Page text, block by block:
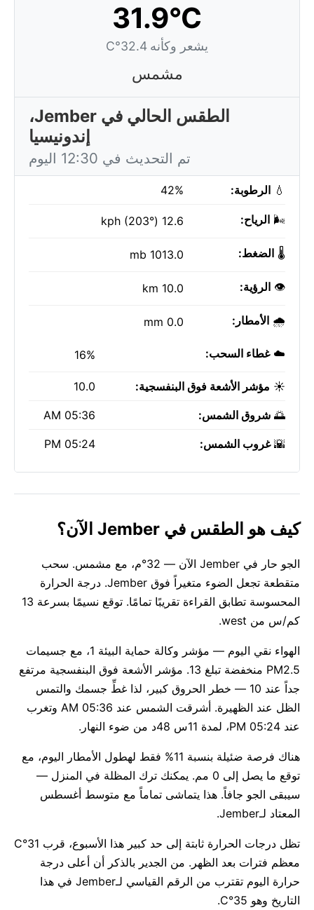
31.9°C
يشعر وكأنه 32.4°C
مشمس
الطقس الحالي في Jember،
إندونيسيا
تم التحديث في 12:30 اليوم
💧 الرطوبة: 42%
🌬️ الرياح: 12.6 kph (203°)
🌡️ الضغط: 1013.0 mb
👁️ الرؤية: 10.0 km
🌧️ الأمطار: 0.0 mm
☁️غطاء السحب: 16%
☀️ مؤشر الأشعة فوق البنفسجية: 10.0
🌅 شروق الشمس: 05:36 AM
🌇غروب الشمس: 05:24 PM
كيف هو الطقس في Jember الآن؟
الجو حار في Jember الآن — 32°م، مع مشمس. سحب
متقطعة تجعل الضوء متغيراً فوق Jember. درجة الحرارة
المحسوسة تطابق القراءة تقريبًا تمامًا. توقع نسيمًا بسرعة 13
كم/س من west.
الهواء نقي اليوم — مؤشر وكالة حماية البيئة 1، مع جسيمات
PM2.5 منخفضة تبلغ 13. مؤشر الأشعة فوق البنفسجية مرتفع
جداً عند 10 — خطر الحروق كبير، لذا غطِّ جسمك والتمس
الظل عند الظهيرة. أشرقت الشمس عند 05:36 AM وتغرب
عند 05:24 PM، لمدة 11س 48د من ضوء النهار.
هناك فرصة ضئيلة بنسبة 11% فقط لهطول الأمطار اليوم، مع
توقع ما يصل إلى 0 مم. يمكنك ترك المظلة في المنزل —
سيبقى الجو جافاً. هذا يتماشى تماماً مع متوسط أغسطس
المعتاد لـJember.
تظل درجات الحرارة ثابتة إلى حد كبير هذا الأسبوع، قرب 31°C
معظم فترات بعد الظهر. من الجدير بالذكر أن أعلى درجة
حرارة اليوم تقترب من الرقم القياسي لـJember في هذا
التاريخ وهو 35°C.